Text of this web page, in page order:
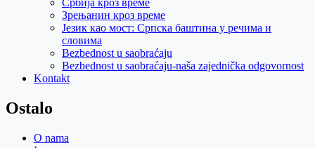
Србија кроз време
Зрењанин кроз време
Језик као мост: Српска баштина у речима и
словима
Bezbednost u saobraćaju
Bezbednost u saobraćaju-naša zajednička odgovornost
Kontakt
Ostalo
O nama